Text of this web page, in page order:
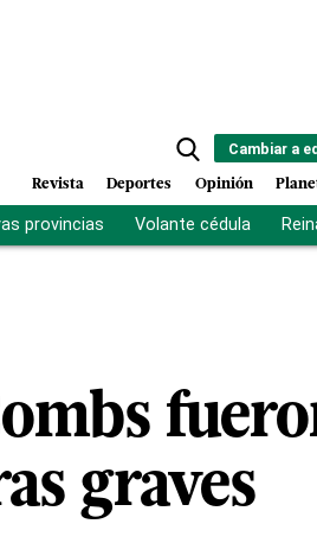
Cambiar a
Revista Deportes Opinión
provincias Volante cédula
graves